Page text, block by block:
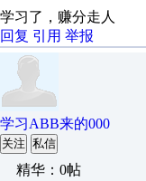
学习了，赚分走人
回复 引用 举报
学习ABB来的000
关注 私信
精华：0帖